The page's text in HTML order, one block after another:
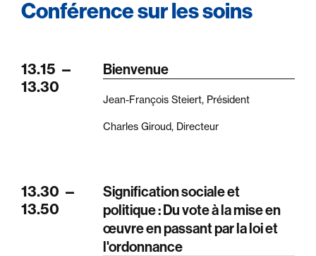
Conférence sur les soins
13.15 —
13.30
Bienvenue
Jean-François Steiert, Président
Charles Giroud, Directeur
13.30 —
13.50
Signification sociale et
politique : Du vote à la mise en
œuvre en passant par la loi et
l'ordonnance